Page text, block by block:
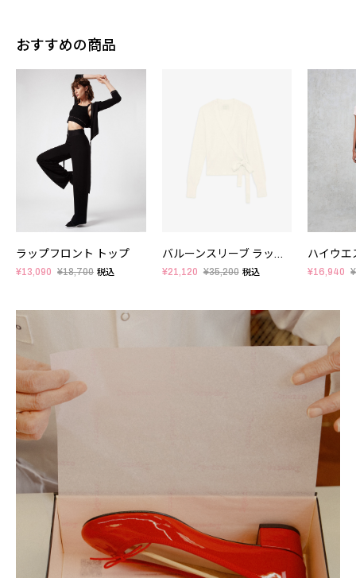
おすすめの商品
ラップフロント トップ
¥13,090 ¥18,700 税込
バルーンスリーブ ラップトップ
¥21,120 ¥35,200 税込
ハイウエ
¥16,940